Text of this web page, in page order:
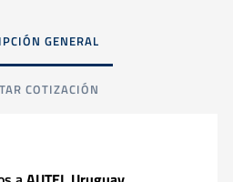
GENERAL
COTIZACIÓN